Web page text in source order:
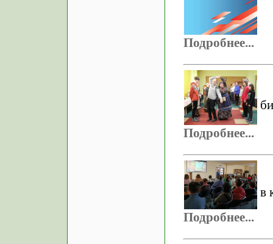
Подробнее...
Подробнее...
в
Подробнее...